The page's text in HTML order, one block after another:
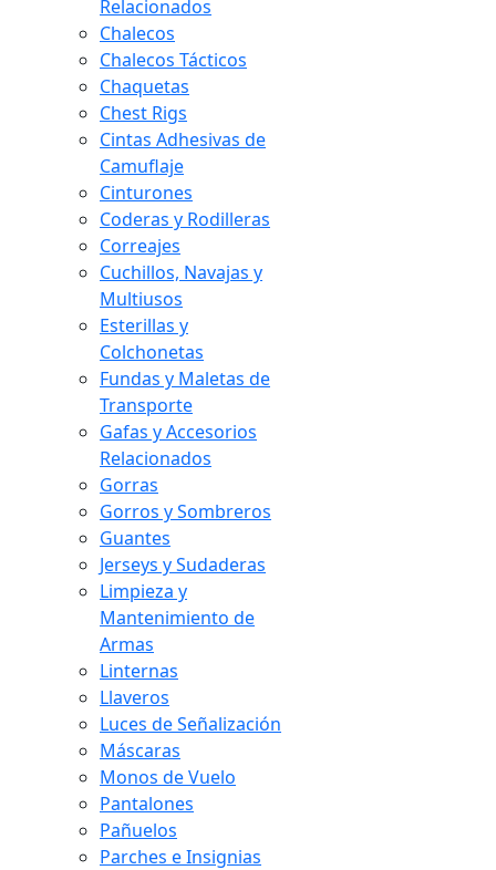
Relacionados
Chalecos
Chalecos Tácticos
Chaquetas
Chest Rigs
Cintas Adhesivas de
Camuflaje
Cinturones
Coderas y Rodilleras
Correajes
Cuchillos, Navajas y
Multiusos
Esterillas y
Colchonetas
Fundas y Maletas de
Transporte
Gafas y Accesorios
Relacionados
Gorras
Gorros y Sombreros
Guantes
Jerseys y Sudaderas
Limpieza y
Mantenimiento de
Armas
Linternas
Llaveros
Luces de Señalización
Máscaras
Monos de Vuelo
Pantalones
Pañuelos
Parches e Insignias